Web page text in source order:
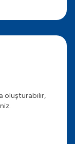
oluşturabilir,